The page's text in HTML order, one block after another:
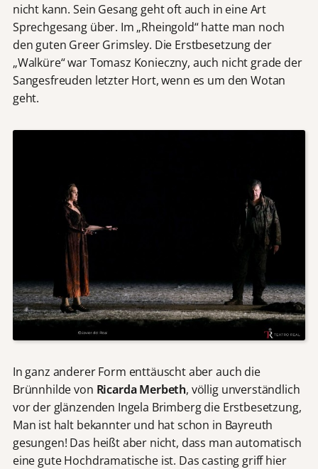
nicht kann. Sein Gesang geht oft auch in eine Art
Sprechgesang über. Im „Rheingold“ hatte man noch
den guten Greer Grimsley. Die Erstbesetzung der
„Walküre“ war Tomasz Konieczny, auch nicht grade der
Sangesfreuden letzter Hort, wenn es um den Wotan
geht.
In ganz anderer Form enttäuscht aber auch die
Brünnhilde von Ricarda Merbeth, völlig unverständlich
vor der glänzenden Ingela Brimberg die Erstbesetzung,
Man ist halt bekannter und hat schon in Bayreuth
gesungen! Das heißt aber nicht, dass man automatisch
eine gute Hochdramatische ist. Das casting griff hier